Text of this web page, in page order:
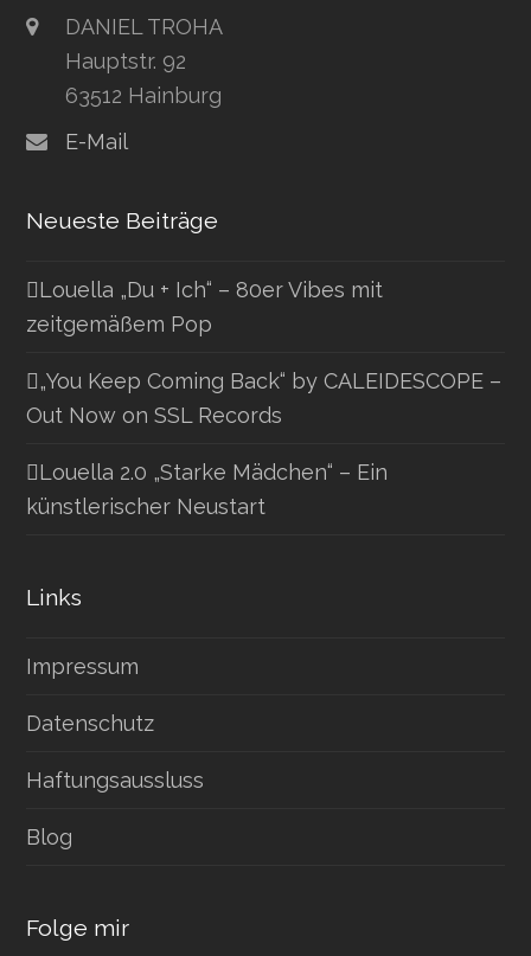
DANIEL TROHA
Hauptstr. 92
63512 Hainburg
E-Mail
Neueste Beiträge
Louella „Du + Ich“ – 80er Vibes mit
zeitgemäßem Pop
„You Keep Coming Back“ by CALEIDESCOPE –
Out Now on SSL Records
Louella 2.0 „Starke Mädchen“ – Ein
künstlerischer Neustart
Links
Impressum
Datenschutz
Haftungsaussluss
Blog
Folge mir